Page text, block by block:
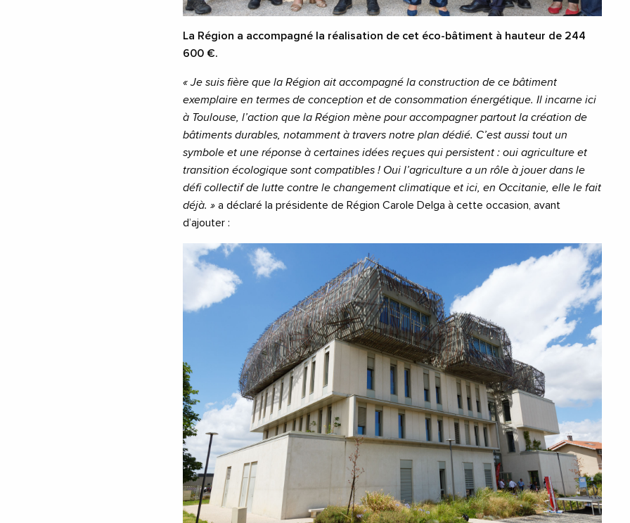
La Région a accompagné la réalisation de cet éco-bâtiment à hauteur de 244
600 €.
« Je suis fière que la Région ait accompagné la construction de ce bâtiment
exemplaire en termes de conception et de consommation énergétique. Il incarne ici
à Toulouse, l’action que la Région mène pour accompagner partout la création de
bâtiments durables, notamment à travers notre plan dédié. C’est aussi tout un
symbole et une réponse à certaines idées reçues qui persistent : oui agriculture et
transition écologique sont compatibles ! Oui l’agriculture a un rôle à jouer dans le
défi collectif de lutte contre le changement climatique et ici, en Occitanie, elle le fait
déjà. »a déclaré la présidente de Région Carole Delga à cette occasion, avant
d’ajouter :